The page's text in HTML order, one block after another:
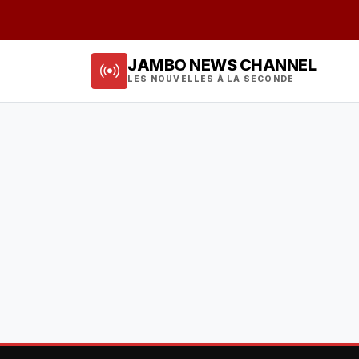
JAMBO NEWS CHANNEL
LES NOUVELLES À LA SECONDE